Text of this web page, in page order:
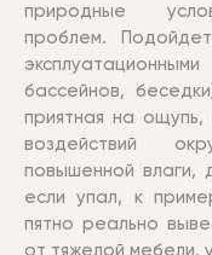
природные
проблем.
бассейнов,
приятная на ощупь,
воздействий
повышенной влаги,
если упал, к
пятно реально
от тяжелой мебели,